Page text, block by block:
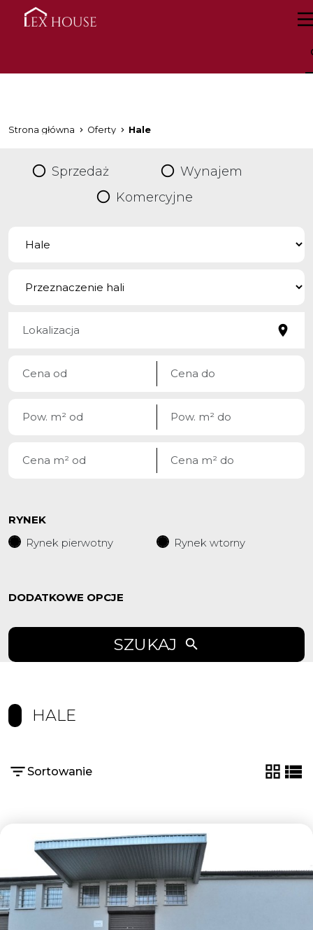
Strona główna Oferty Hale
Sprzedaż
Wynajem
Komercyjne
RYNEK
Rynek pierwotny
Rynek wtorny
DODATKOWE OPCJE
SZUKAJ
HALE
Sortowanie
tabela